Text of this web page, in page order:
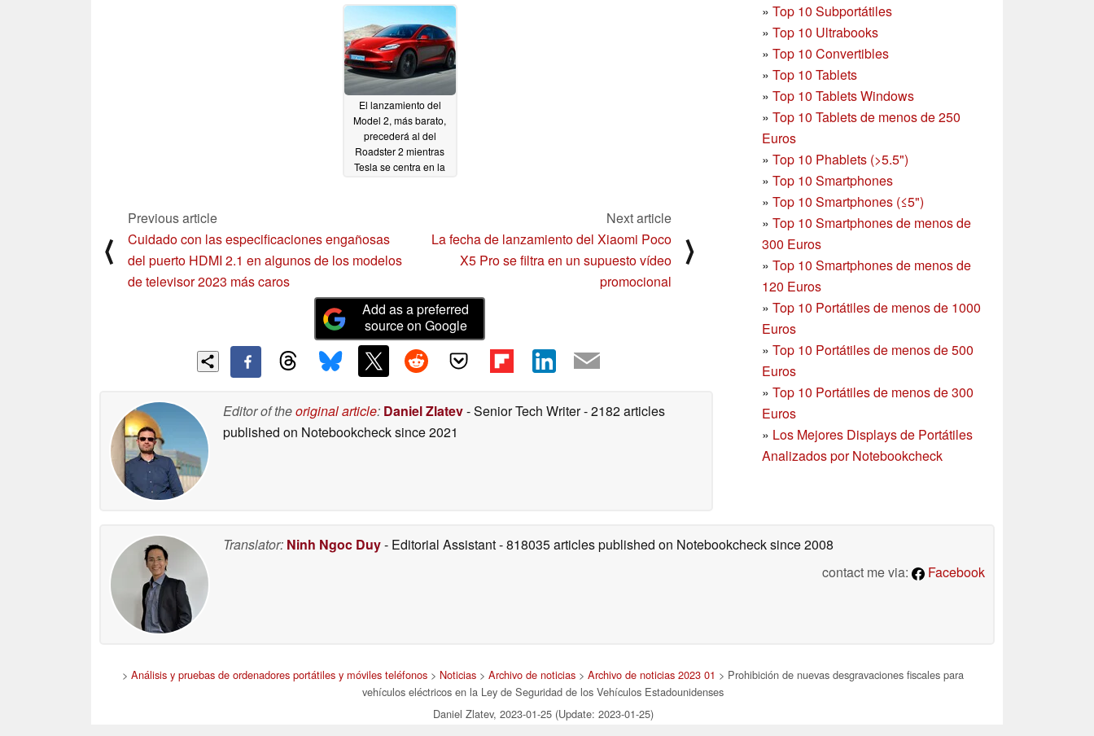
» Top 10 Subportátiles
» Top 10 Ultrabooks
» Top 10 Convertibles
» Top 10 Tablets
» Top 10 Tablets Windows
» Top 10 Tablets de menos de 250
Euros
» Top 10 Phablets (>5.5")
» Top 10 Smartphones
» Top 10 Smartphones (≤5")
» Top 10 Smartphones de menos de
300 Euros
» Top 10 Smartphonesde menos de
120 Euros
» Top 10 Portátiles de menos de 1000
Euros
» Top 10 Portátiles de menos de 500
Euros
» Top 10 Portátiles de menos de 300
Euros
» Los Mejores Displays de Portátiles
Analizados por Notebookcheck
Supercargadores
01/24/2023
El lanzamiento del
Model 2, más barato,
precederá al del
Roadster 2 mientras
Tesla se centra en la
⟨
Previous article
Cuidado con las especificaciones engañosas
del puerto HDMI 2.1 en algunos de los modelos
de televisor 2023 más caros
Next article
La fecha de lanzamiento del Xiaomi Poco
X5 Pro se filtra en un supuesto vídeo
promocional
⟩
Add as a preferred
source on Google
Editor of theoriginal article: Daniel Zlatev- Senior Tech Writer- 2182 articles
published on Notebookchecksince 2021
Translator: Ninh Ngoc Duy- Editorial Assistant- 818035 articles published on Notebookchecksince 2008
contact me via:
Facebook
> Análisis y pruebas de ordenadores portátiles y móviles teléfonos > Noticias > Archivo de noticias > Archivo de noticias 2023 01 > Prohibición de nuevas desgravaciones fiscales para
vehículos eléctricos en la Ley de Seguridad de los Vehículos Estadounidenses
Daniel Zlatev, 2023-01-25 (Update: 2023-01-25)